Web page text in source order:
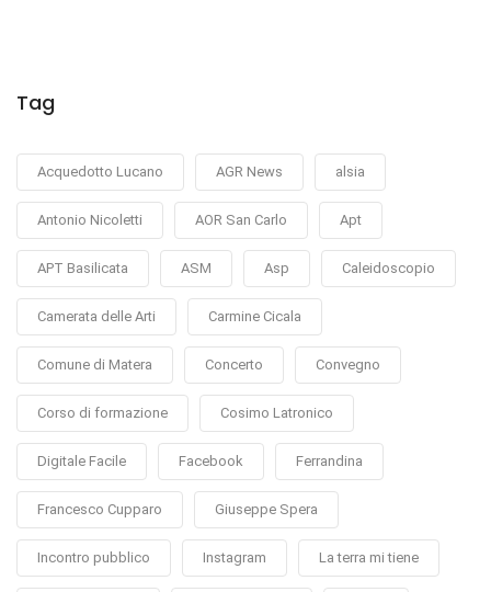
Tag
Acquedotto Lucano AGR News alsia
Antonio Nicoletti AOR San Carlo Apt
APT Basilicata ASM Asp Caleidoscopio
Camerata delle Arti Carmine Cicala
Comune di Matera Concerto Convegno
Corso di formazione Cosimo Latronico
Digitale Facile Facebook Ferrandina
Francesco Cupparo Giuseppe Spera
Incontro pubblico Instagram La terra mi tiene